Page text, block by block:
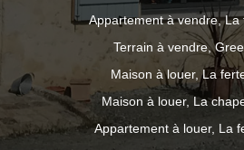
Appartement à vendre, La
Terrain à vendre,
Maison à louer, La
Maison à louer, La
Appartement à louer, La